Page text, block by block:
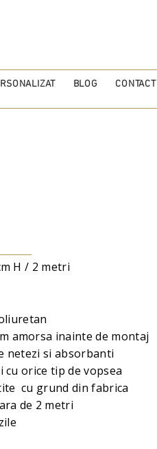
BLOG CONTACT
amorsa inainte de montaj
netezi si absorbanti
cu orice tip de vopsea
cu grund din fabrica
de 2 metri
H / 2 metri